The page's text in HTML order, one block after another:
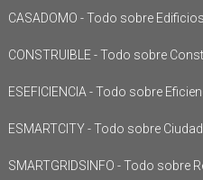
CASADOMO - Todo sobre
CONSTRUIBLE - Todo sobre
ESEFICIENCIA - Todo sobre
ESMARTCITY - Todo sobre
SMARTGRIDSINFO - Todo sobre